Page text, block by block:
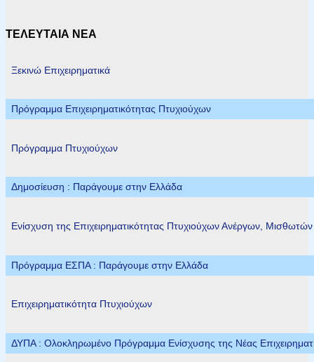
ΤΕΛΕΥΤΑΙΑ ΝΕΑ
Ξεκινώ Επιχειρηματικά
Πρόγραμμα Επιχειρηματικότητας Πτυχιούχων
Πρόγραμμα Πτυχιούχων
Δημοσίευση : Παράγουμε στην Ελλάδα
Ενίσχυση της Επιχειρηματικότητας Πτυχιούχων Ανέργων,
Πρόγραμμα ΕΣΠΑ : Παράγουμε στην Ελλάδα
Επιχειρηματικότητα Πτυχιούχων
ΔΥΠΑ : Ολοκληρωμένο Πρόγραμμα Ενίσχυσης της Νέας